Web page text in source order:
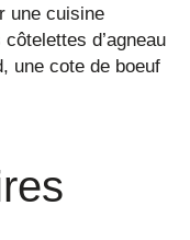
une cuisine
d’agneau
une cote de boeuf